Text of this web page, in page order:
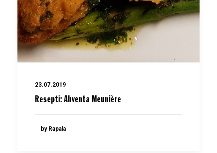
23.07.2019
Resepti: Ahventa Meunière
by Rapala